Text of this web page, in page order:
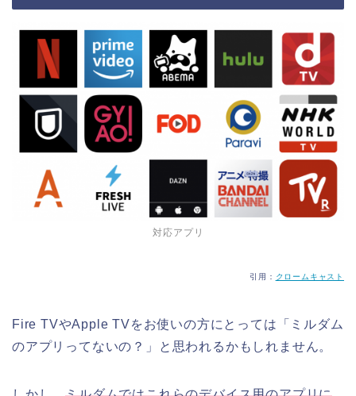
対応アプリ
引用： クロームキャスト
Fire TVやApple TVをお使いの方にとっては「ミルダム
のアプリってないの？」と思われるかもしれません。